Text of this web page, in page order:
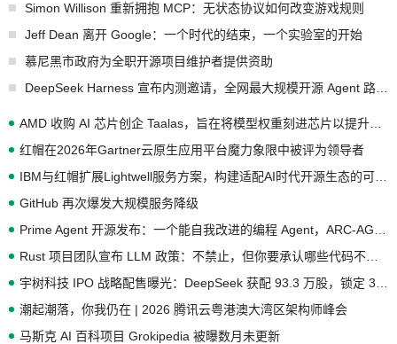
Simon Willison 重新拥抱 MCP：无状态协议如何改变游戏规则
Jeff Dean 离开 Google：一个时代的结束，一个实验室的开始
慕尼黑市政府为全职开源项目维护者提供资助
红帽在2026年Gartner云原生应用平台魔力象限中被评为领导者
GitHub 再次爆发大规模服务降级
潮起潮落，你我仍在 | 2026 腾讯云粤港澳大湾区架构师峰会
马斯克 AI 百科项目 Grokipedia 被曝数月未更新